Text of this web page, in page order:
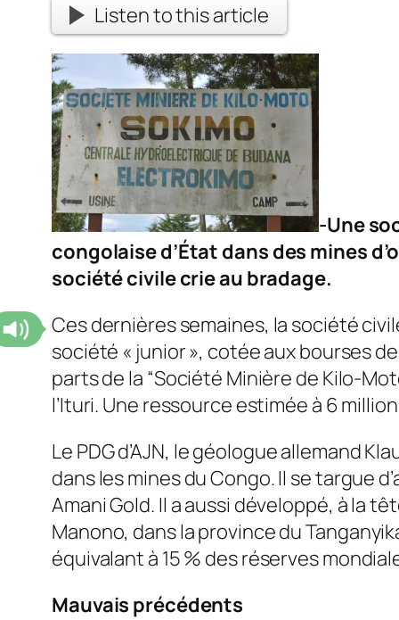
Listen to this article
-Une
congolaise d’État dans des mines
société civile crie au bradage.
Ces dernières semaines, la société
société « junior », cotée aux bourses
parts de la “Société Minière de Kilo-
l’Ituri. Une ressource estimée à 6
Le PDG d’AJN, le géologue allemand
dans les mines du Congo. Il se targue
Amani Gold. Il a aussi développé, à la
Manono, dans la province du
équivalant à 15 % des réserves
Mauvais précédents